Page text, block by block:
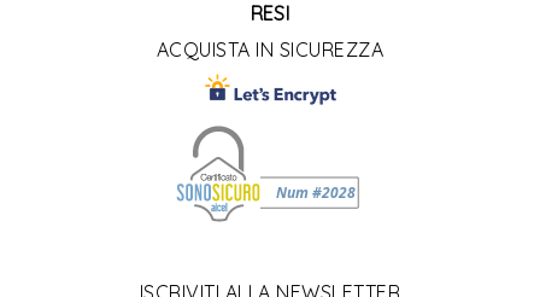
RESI
ACQUISTA IN SICUREZZA
ISCRIVITI ALLA NEWSLETTER